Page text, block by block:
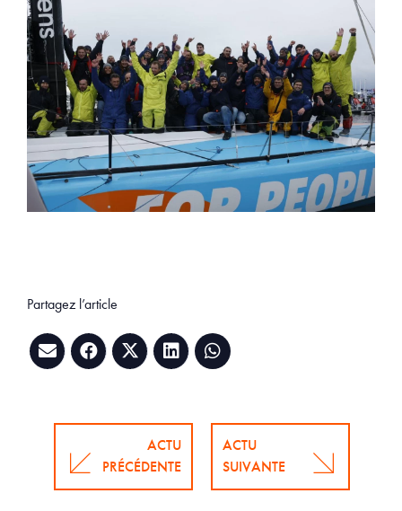
Partagez l’article
ACTU
PRÉCÉDENTE
ACTU
SUIVANTE